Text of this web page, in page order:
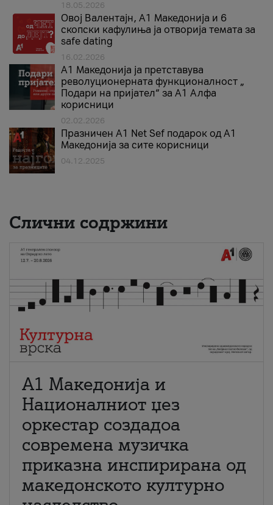
18.05.2026
Овој Валентајн, A1 Македонија и 6
скопски кафулиња ја отворија темата за
safe dating
16.02.2026
А1 Македонија ја претставува
револуционерната функционалност „
Подари на пријател“ за А1 Алфа
корисници
02.02.2026
Празничен A1 Net Sеf подарок од А1
Македонија за сите корисници
04.12.2025
Слични содржини
А1 Македонија и
Националниот џез
оркестар создадоа
современа музичка
приказна инспирирана од
македонското културно